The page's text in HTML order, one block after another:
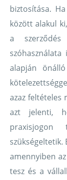
biztosítása.
között alakul
a
alapján
azaz feltételes
azt jelenti,
szükségeltetik.
amennyiben
tesz és a